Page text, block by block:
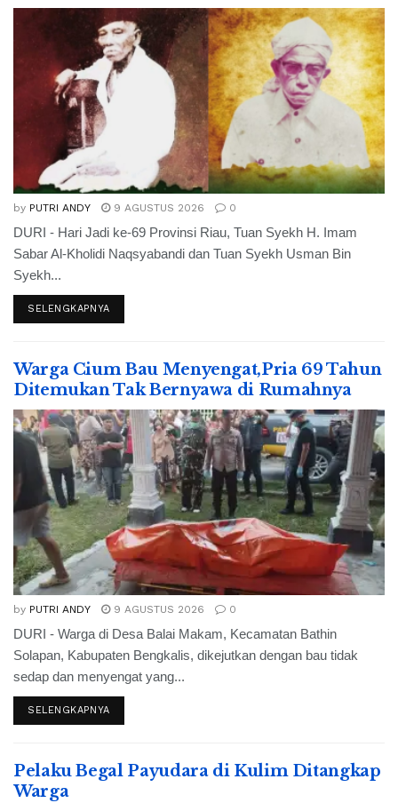
by PUTRI ANDY 9 AGUSTUS 2026 0
DURI - Hari Jadi ke-69 Provinsi Riau, Tuan Syekh H. Imam
Sabar Al-Kholidi Naqsyabandi dan Tuan Syekh Usman Bin
Syekh...
SELENGKAPNYA
Warga Cium Bau Menyengat,Pria 69 Tahun
Ditemukan Tak Bernyawa di Rumahnya
by PUTRI ANDY 9 AGUSTUS 2026 0
DURI - Warga di Desa Balai Makam, Kecamatan Bathin
Solapan, Kabupaten Bengkalis, dikejutkan dengan bau tidak
sedap dan menyengat yang...
SELENGKAPNYA
Pelaku Begal Payudara di Kulim Ditangkap
Warga